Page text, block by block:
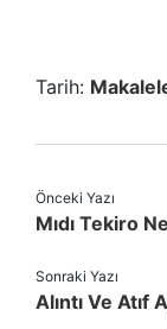
Tarih:
Önceki Yazı
Mıdı Tekiro
Sonraki Yazı
Alıntı Ve Atıf